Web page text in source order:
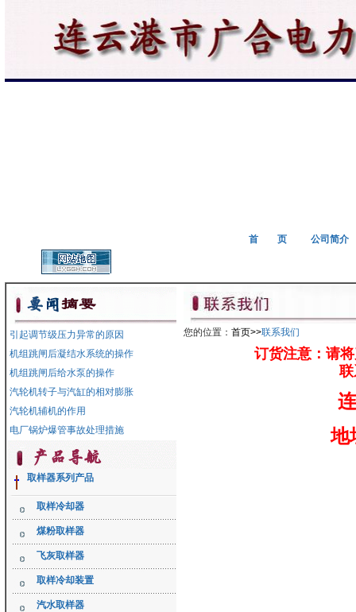
首 页 公司简介
引起调节级压力异常的原因
机组跳闸后凝结水系统的操作
机组跳闸后给水泵的操作
汽轮机转子与汽缸的相对膨胀
汽轮机辅机的作用
电厂锅炉爆管事故处理措施
取样器系列产品
取样冷却器
煤粉取样器
飞灰取样器
取样冷却装置
汽水取样器
您的位置： 首页>>联系我们
订货注意：请
联
地